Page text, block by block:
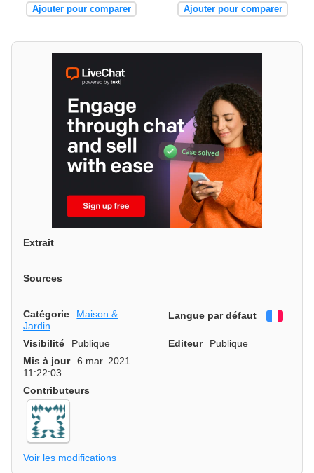
Ajouter pour comparer Ajouter pour comparer
Extrait
Sources
Catégorie
Maison &
Jardin
Langue par défaut
Visibilité Publique Editeur
Publique
Mis à jour
6 mar. 2021
11:22:03
Contributeurs
Voir les modifications